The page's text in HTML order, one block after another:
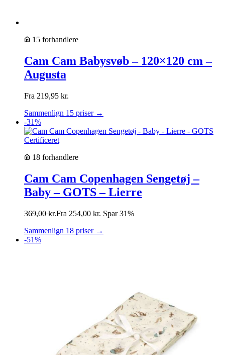
15 forhandlere
Cam Cam Babysvøb – 120×120 cm –
Augusta
Fra 219,95 kr.
Sammenlign 15 priser →
-31%
18 forhandlere
Cam Cam Copenhagen Sengetøj –
Baby – GOTS – Lierre
369,00kr.Fra 254,00 kr. Spar 31%
Sammenlign 18 priser →
-51%